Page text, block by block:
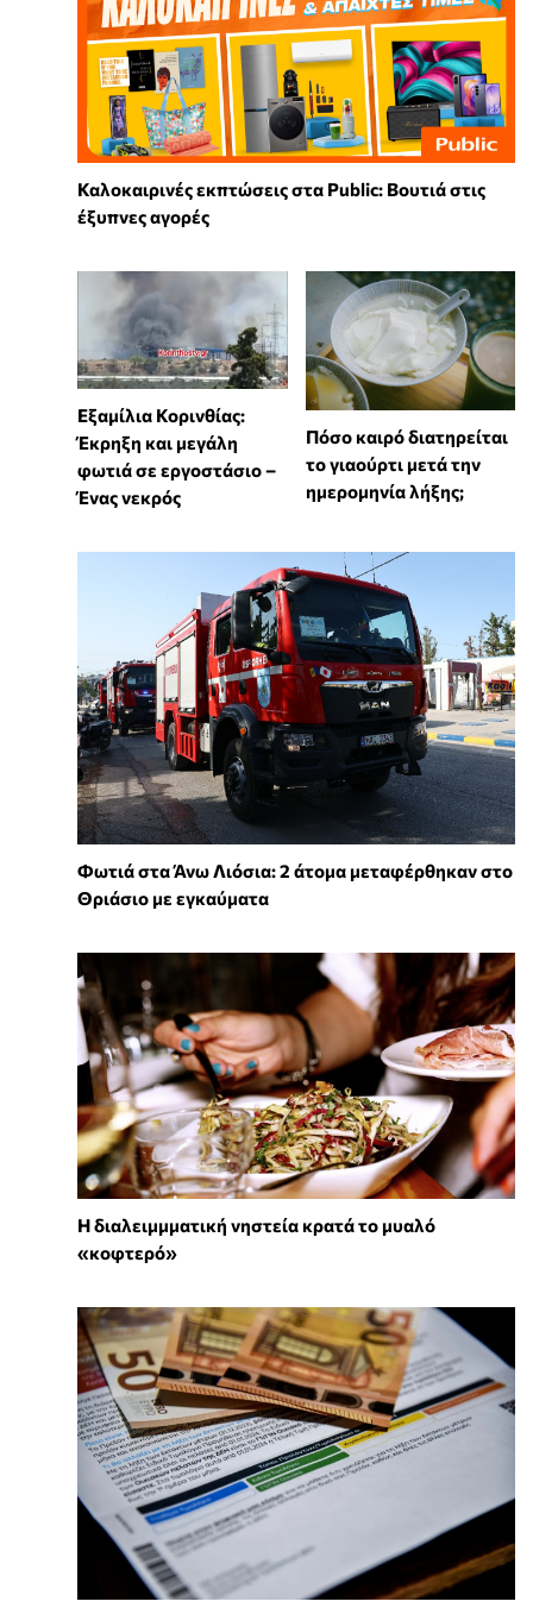
Καλοκαιρινές εκπτώσεις στα Public: Βουτιά στις
έξυπνες αγορές
Εξαμίλια Κορινθίας:
Έκρηξη και μεγάλη
φωτιά σε εργοστάσιο –
Ένας νεκρός
Πόσο καιρό διατηρείται
το γιαούρτι μετά την
ημερομηνία λήξης;
Φωτιά στα Άνω Λιόσια: 2 άτομα μεταφέρθηκαν στο
Θριάσιο με εγκαύματα
Η διαλειμμματική νηστεία κρατά το μυαλό
«κοφτερό»